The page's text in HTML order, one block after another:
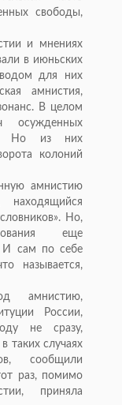
свободы,
и
мнениях
в июньских
для них
амнистия,
В целом
Но из
них
колоний
амнистию
». Но,
еще
И сам по себе
называется,
амнистию,
России,
не
сразу,
в таких случаях
сообщили
раз, помимо
приняла